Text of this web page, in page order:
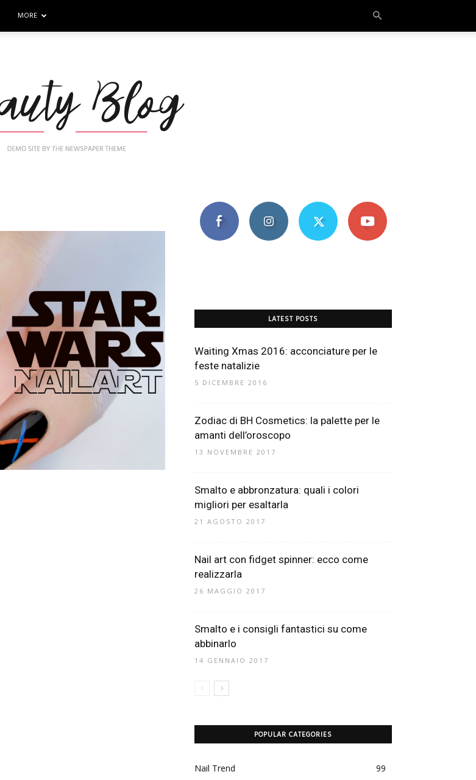
MORE
LATEST POSTS
Waiting Xmas 2016: acconciature per le
feste natalizie
5 DICEMBRE 2016
Zodiac di BH Cosmetics: la palette per le
amanti dell’oroscopo
13 NOVEMBRE 2017
Smalto e abbronzatura: quali i colori
migliori per esaltarla
21 AGOSTO 2017
Nail art con fidget spinner: ecco come
realizzarla
26 MAGGIO 2017
Smalto e i consigli fantastici su come
abbinarlo
14 GENNAIO 2017
POPULAR CATEGORIES
Nail Trend
99